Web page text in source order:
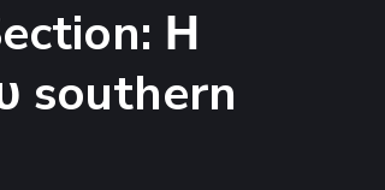
Η
southern